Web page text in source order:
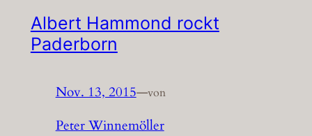
Albert Hammond rockt
Paderborn
Nov. 13, 2015—von
Peter Winnemöller